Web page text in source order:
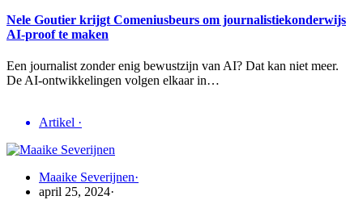
Nele Goutier krijgt Comeniusbeurs om journalistiekonderwijs
AI-proof te maken
Een journalist zonder enig bewustzijn van AI? Dat kan niet meer.
De AI-ontwikkelingen volgen elkaar in…
Artikel ·
Maaike Severijnen·
april 25, 2024·